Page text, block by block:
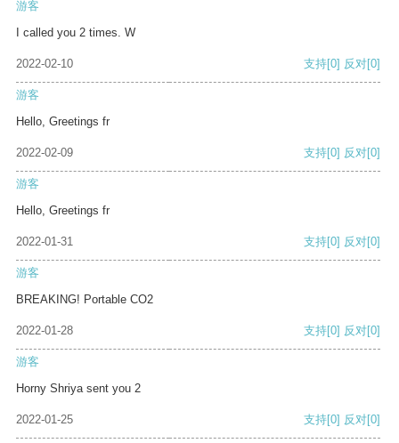
游客
I called you 2 times. W
2022-02-10 支持[0] 反对[0]
游客
Hello, Greetings fr
2022-02-09 支持[0] 反对[0]
游客
Hello, Greetings fr
2022-01-31 支持[0] 反对[0]
游客
BREAKING! Portable CO2
2022-01-28 支持[0] 反对[0]
游客
Horny Shriya sent you 2
2022-01-25 支持[0] 反对[0]